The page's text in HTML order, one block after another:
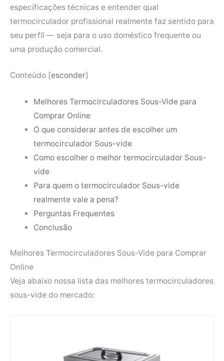
especificações técnicas e entender qual
termocirculador profissional realmente faz sentido para
seu perfil — seja para o uso doméstico frequente ou
uma produção comercial.
Conteúdo [esconder]
Melhores Termocirculadores Sous-Vide para
Comprar Online
O que considerar antes de escolher um
termocirculador Sous-vide
Como escolher o melhor termocirculador Sous-
vide
Para quem o termocirculador Sous-vide
realmente vale a pena?
Perguntas Frequentes
Conclusão
Melhores Termocirculadores Sous-Vide para Comprar
Online
Veja abaixo nossa lista das melhores termocirculadores
sous-vide do mercado: